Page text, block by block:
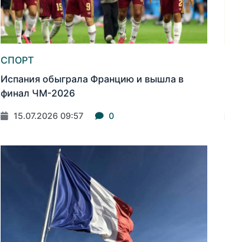
СПОРТ
Испания обыграла Францию и вышла в
финал ЧМ-2026
15.07.2026 09:57 0